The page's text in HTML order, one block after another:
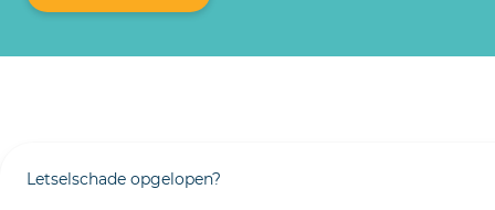
Letselschade opgelopen?